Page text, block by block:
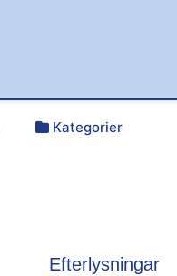
Kategorier
Efterlysningar